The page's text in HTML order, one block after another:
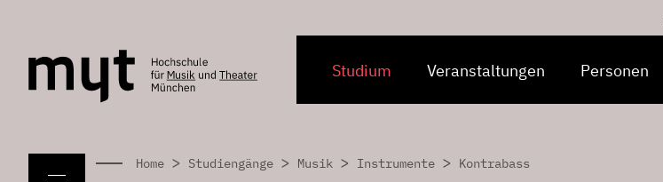
Studium Veranstaltungen Personen
Home > Studiengänge > Musik > Instrumente > Kontrabass